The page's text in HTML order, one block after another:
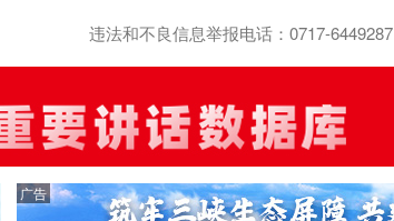
违法和不良信息举报电话：0717-6449287
广告